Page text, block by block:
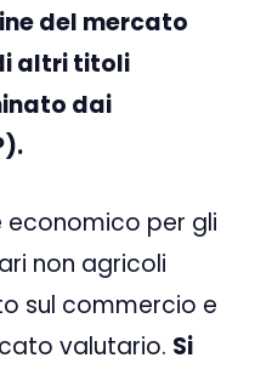
del mercato
altri titoli
dai
per gli
non agricoli
sul commercio e
valutario. Si